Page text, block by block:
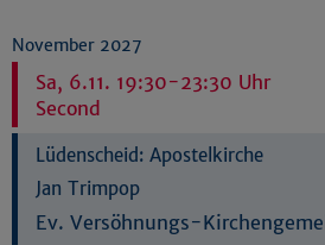
November 2027
Sa, 6.11. 19:30-23:30 Uhr
Second
Lüdenscheid: Apostelkirche
Jan Trimpop
Ev. Versöhnungs-